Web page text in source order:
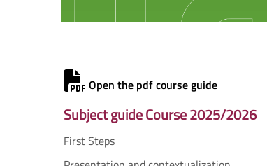
Open the pdf course guide
Subject guide Course 2025/2026
First Steps